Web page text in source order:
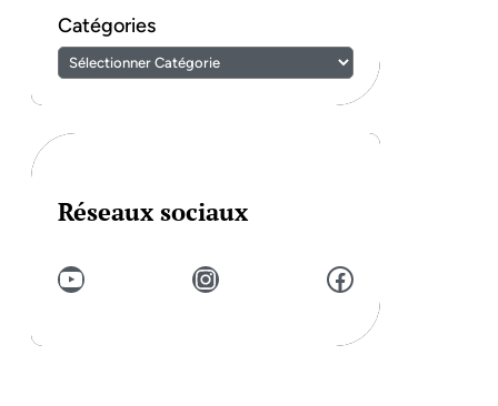
Catégories
Réseaux sociaux
YouTube Instagram Facebook